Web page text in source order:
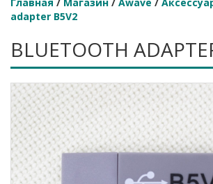
adapter B5V2
BLUETOOTH